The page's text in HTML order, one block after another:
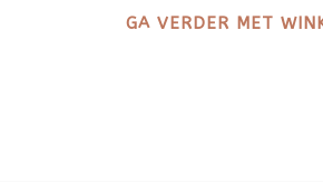
GA VERDER MET